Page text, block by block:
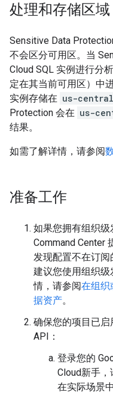
处理和存储区域
Sensitive Data
不会区分可用区。当
Cloud SQL 实例进行分
定在其当前可用区）中
实例存储在 us-
Protection 会在 us-
结果。
如需了解详情，请参阅
准备工作
如果您拥有组织
Command Center
发现配置不在订阅
建议您使用组织
情，请参阅在组织
据资产。
确保您的项目已启
API：
登录您的
Cloud新手，
在实际场景